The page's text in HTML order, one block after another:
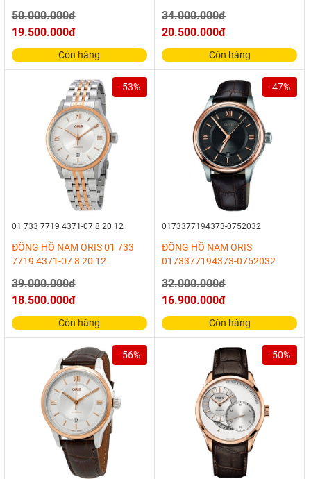
50.000.000đ
19.500.000đ
Còn hàng
34.000.000đ
20.500.000đ
Còn hàng
-53%
01 733 7719 4371-07 8 20 12
ĐỒNG HỒ NAM ORIS 01 733
7719 4371-07 8 20 12
39.000.000đ
18.500.000đ
Còn hàng
-47%
0173377194373-0752032
ĐỒNG HỒ NAM ORIS
0173377194373-0752032
32.000.000đ
16.900.000đ
Còn hàng
-56% -50%